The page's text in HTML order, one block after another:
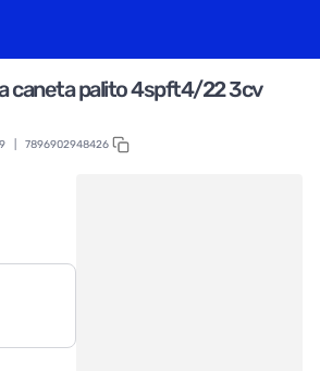
caneta palito 4spft4/22 3cv
7896902948426